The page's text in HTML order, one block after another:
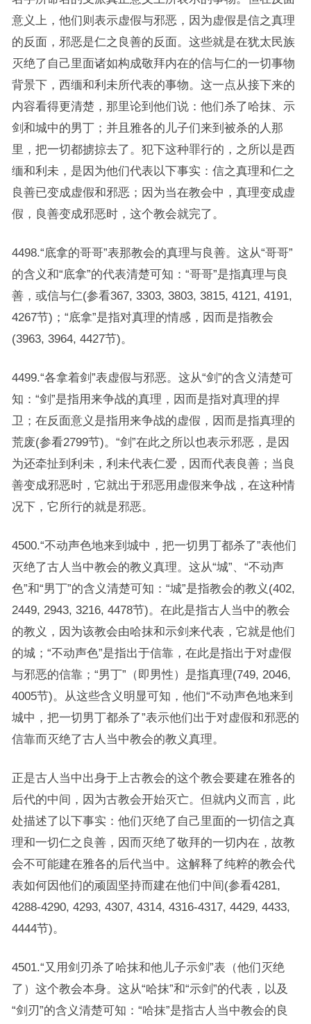
意义上，他们则表示虚假与邪恶，因为虚假是信之真理
的反面，邪恶是仁之良善的反面。这些就是在犹太民族
灭绝了自己里面诸如构成敬拜内在的信与仁的一切事物
背景下，西缅和利未所代表的事物。这一点从接下来的
内容看得更清楚，那里论到他们说：他们杀了哈抹、示
剑和城中的男丁；并且雅各的儿子们来到被杀的人那
里，把一切都掳掠去了。犯下这种罪行的，之所以是西
缅和利未，是因为他们代表以下事实：信之真理和仁之
良善已变成虚假和邪恶；因为当在教会中，真理变成虚
假，良善变成邪恶时，这个教会就完了。
4498.“底拿的哥哥”表那教会的真理与良善。这从“哥哥”
的含义和“底拿”的代表清楚可知：“哥哥”是指真理与良
善，或信与仁(参看367, 3303, 3803, 3815, 4121, 4191,
4267节)；“底拿”是指对真理的情感，因而是指教会
(3963, 3964, 4427节)。
4499.“各拿着剑”表虚假与邪恶。这从“剑”的含义清楚可
知：“剑”是指用来争战的真理，因而是指对真理的捍
卫；在反面意义是指用来争战的虚假，因而是指真理的
荒废(参看2799节)。“剑”在此之所以也表示邪恶，是因
为还牵扯到利未，利未代表仁爱，因而代表良善；当良
善变成邪恶时，它就出于邪恶用虚假来争战，在这种情
况下，它所行的就是邪恶。
4500.“不动声色地来到城中，把一切男丁都杀了”表他们
灭绝了古人当中教会的教义真理。这从“城”、“不动声
色”和“男丁”的含义清楚可知：“城”是指教会的教义(402,
2449, 2943, 3216, 4478节)。在此是指古人当中的教会
的教义，因为该教会由哈抹和示剑来代表，它就是他们
的城；“不动声色”是指出于信靠，在此是指出于对虚假
与邪恶的信靠；“男丁”（即男性）是指真理(749, 2046,
4005节)。从这些含义明显可知，他们“不动声色地来到
城中，把一切男丁都杀了”表示他们出于对虚假和邪恶的
信靠而灭绝了古人当中教会的教义真理。
正是古人当中出身于上古教会的这个教会要建在雅各的
后代的中间，因为古教会开始灭亡。但就内义而言，此
处描述了以下事实：他们灭绝了自己里面的一切信之真
理和一切仁之良善，因而灭绝了敬拜的一切内在，故教
会不可能建在雅各的后代当中。这解释了纯粹的教会代
表如何因他们的顽固坚持而建在他们中间(参看4281,
4288-4290, 4293, 4307, 4314, 4316-4317, 4429, 4433,
4444节)。
4501.“又用剑刃杀了哈抹和他儿子示剑”表（他们灭绝
了）这个教会本身。这从“哈抹”和“示剑”的代表，以及
“剑刃”的含义清楚可知：“哈抹”是指古人当中教会的良